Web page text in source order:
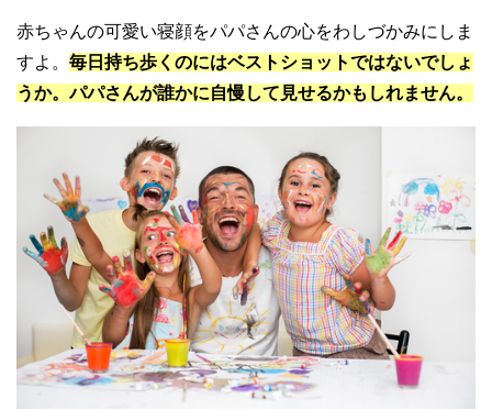
赤ちゃんの可愛い寝顔をパパさんの心をわしづかみにしま
すよ。 毎日持ち歩くのにはベストショットではないでしょ
うか。パパさんが誰かに自慢して見せるかもしれません。